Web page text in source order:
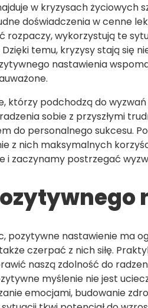
w kryzysach życiowych
doświadczenia w cenne
rozpaczy, wykorzystują te
temu, kryzysy stają się
nastawienia
którzy podchodzą do
sobie z przyszłymi
do personalnego sukcesu.
z nich maksymalnych
i zaczynamy postrzegać
pozytywne nastawienie ma
czerpać z nich siłę.
naszą zdolność do
myślenie nie jest
emocjami, budowanie